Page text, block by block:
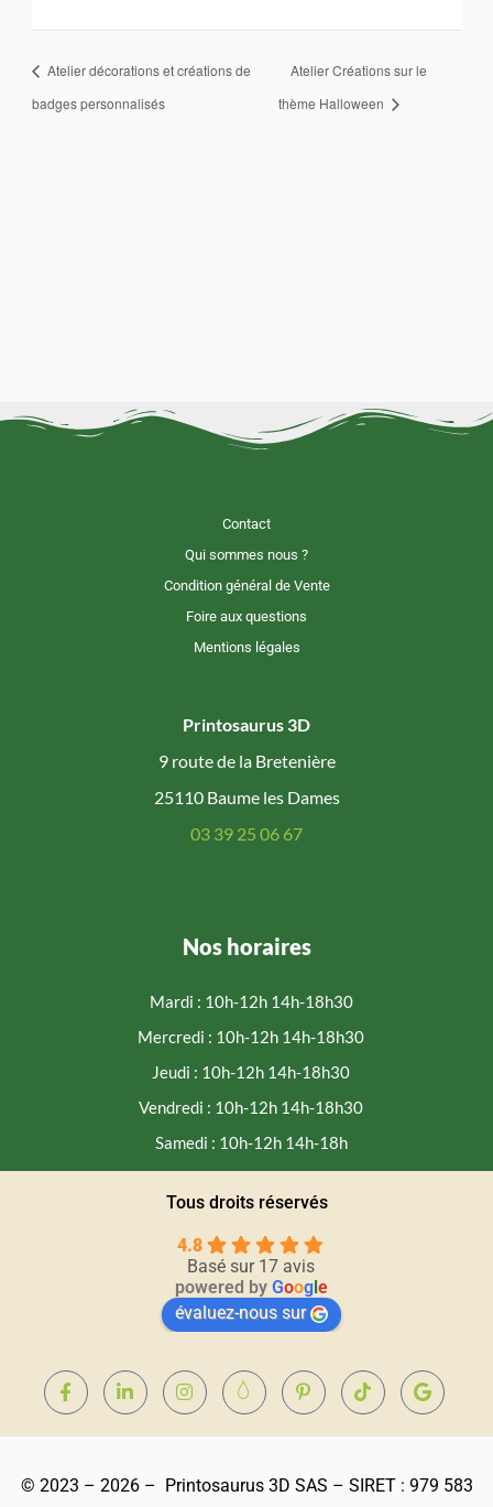
Atelier décorations et créations de
badges personnalisés
Atelier Créations sur le
thème Halloween
Contact
Qui sommes nous ?
Condition général de Vente
Foire aux questions
Mentions légales
Printosaurus 3D
9 route de la Bretenière
25110 Baume les Dames
03 39 25 06 67
Nos horaires
Mardi : 10h-12h 14h-18h30
Mercredi : 10h-12h 14h-18h30
Jeudi : 10h-12h 14h-18h30
Vendredi : 10h-12h 14h-18h30
Samedi : 10h-12h 14h-18h
Tous droits réservés
4.8
Basé sur 17 avis
powered by Googl e
évaluez-nous sur
© 2023 – 2026 – Printosaurus 3D SAS – SIRET : 979 583